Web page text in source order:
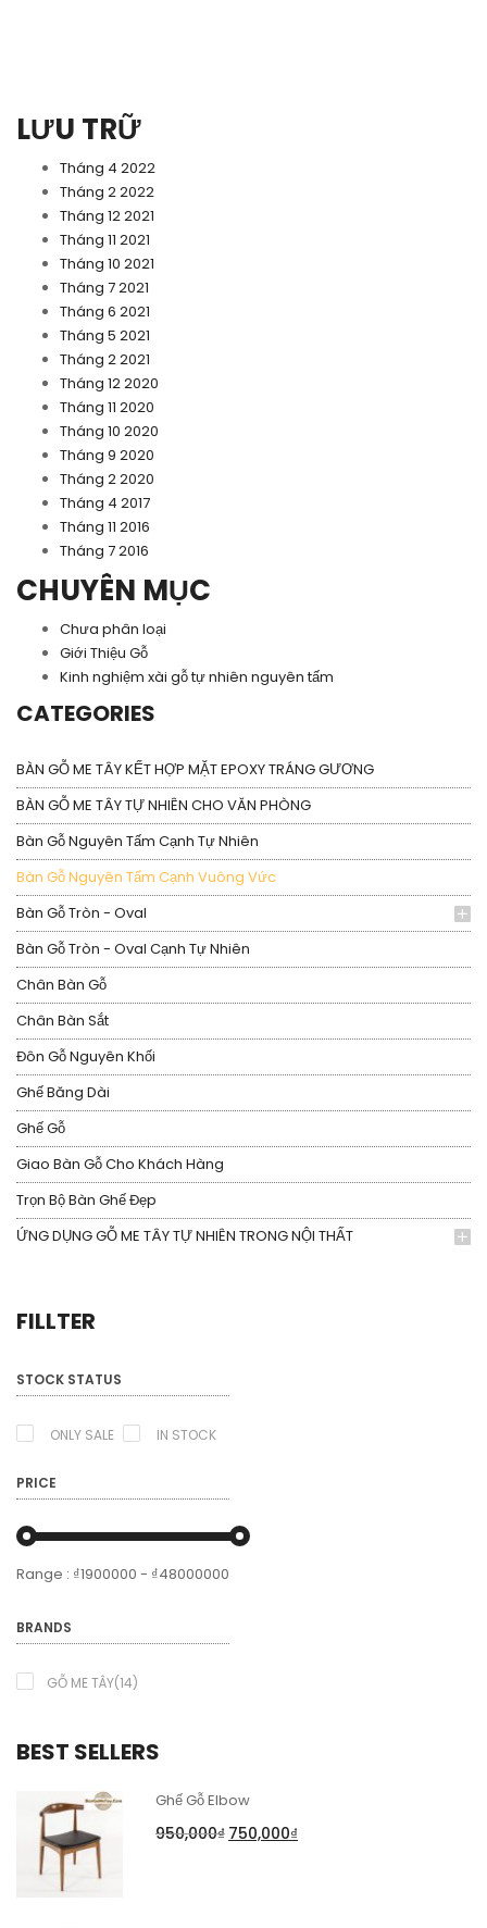
LƯU TRỮ
Tháng 4 2022
Tháng 2 2022
Tháng 12 2021
Tháng 11 2021
Tháng 10 2021
Tháng 7 2021
Tháng 6 2021
Tháng 5 2021
Tháng 2 2021
Tháng 12 2020
Tháng 11 2020
Tháng 10 2020
Tháng 9 2020
Tháng 2 2020
Tháng 4 2017
Tháng 11 2016
Tháng 7 2016
CHUYÊN MỤC
Chưa phân loại
Giới Thiệu Gỗ
Kinh nghiệm xài gỗ tự nhiên nguyên tấm
CATEGORIES
BÀN GỖ ME TÂY KẾT HỢP MẶT EPOXY TRÁNG GƯƠNG
BÀN GỖ ME TÂY TỰ NHIÊN CHO VĂN PHÒNG
Bàn Gỗ Nguyên Tấm Cạnh Tự Nhiên
Bàn Gỗ Nguyên Tấm Cạnh Vuông Vức
Bàn Gỗ Tròn - Oval
Bàn Gỗ Tròn - Oval Cạnh Tự Nhiên
Chân Bàn Gỗ
Chân Bàn Sắt
Đôn Gỗ Nguyên Khối
Ghế Băng Dài
Ghế Gỗ
Giao Bàn Gỗ Cho Khách Hàng
Trọn Bộ Bàn Ghế Đẹp
ỨNG DỤNG GỖ ME TÂY TỰ NHIÊN TRONG NỘI THẤT
FILLTER
STOCK STATUS
ONLY SALE IN STOCK
PRICE
Range : ₫1900000 - ₫48000000
BRANDS
GỖ ME TÂY(14)
BEST SELLERS
Ghế Gỗ Elbow
950,000₫ 750,000₫